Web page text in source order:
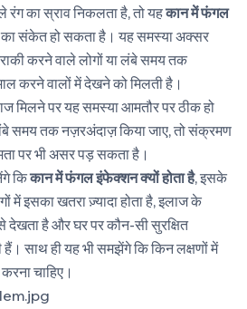
रंग का स्राव निकलता है, तो यहकान में फंगल
का संकेत हो सकता है। यह समस्या अक्सर
करने वाले लोगों या लंबे समय तक
करने वालों में देखने को मिलती है।
मिलने पर यह समस्या आमतौर पर ठीक हो
समय तक नज़रअंदाज़ किया जाए, तो संक्रमण
पर भी असर पड़ सकता है।
किकान में फंगल इंफेक्शन क्यों होता है, इसके
में इसका खतरा ज़्यादा होता है, इलाज के
देखता है और घर पर कौन-सी सुरक्षित
हैं। साथ ही यह भी समझेंगे कि किन लक्षणों में
चाहिए।